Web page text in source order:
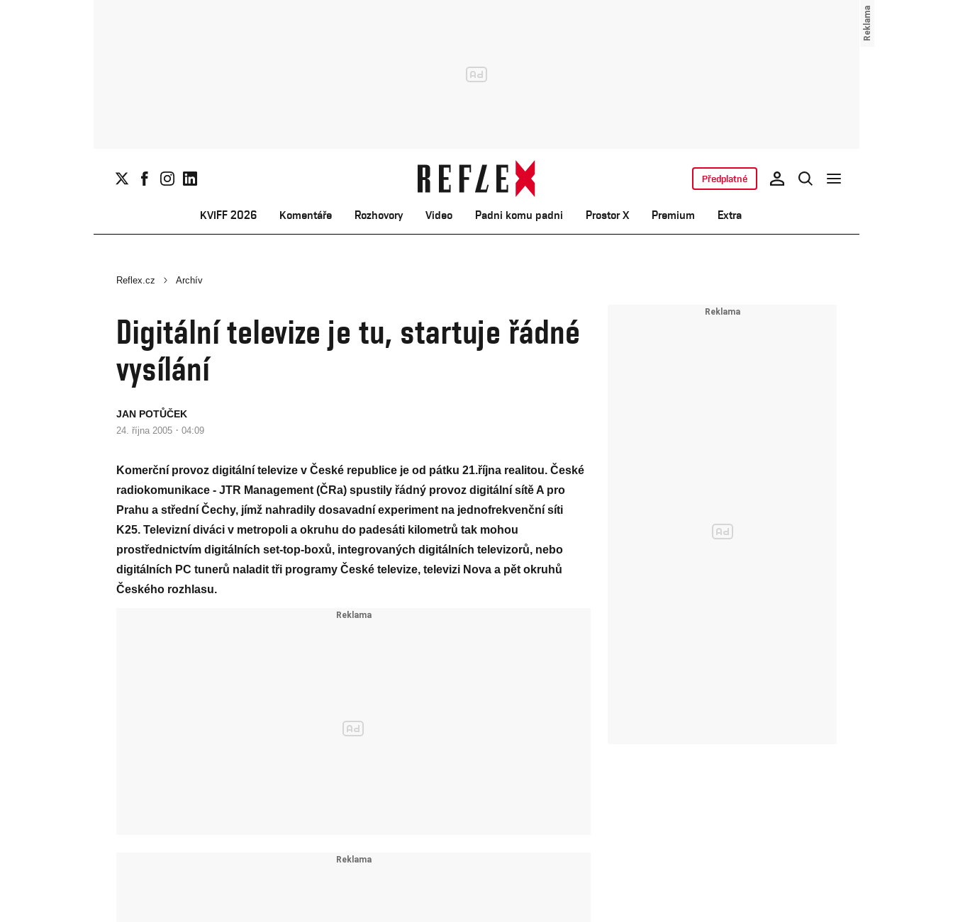
KVIFF 2026 Komentáře Rozhovory Video Padni komu padni Prostor X Premium Extra
Předplatné
Reflex.cz Archív
Digitální televize je tu, startuje řádné
vysílání
JAN POTŮČEK
24. října 2005 · 04:09
Komerční provoz digitální televize v České republice je od pátku 21.října realitou. České
radiokomunikace - JTR Management (ČRa) spustily řádný provoz digitální sítě A pro
Prahu a střední Čechy, jímž nahradily dosavadní experiment na jednofrekvenční síti
K25. Televizní diváci v metropoli a okruhu do padesáti kilometrů tak mohou
prostřednictvím digitálních set-top-boxů, integrovaných digitálních televizorů, nebo
digitálních PC tunerů naladit tři programy České televize, televizi Nova a pět okruhů
Českého rozhlasu.